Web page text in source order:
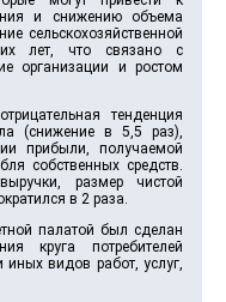
и снижению объема
сельскохозяйственной
лет, что связано с
организации и ростом
тенденция
(снижение в 5,5 раз),
прибыли, получаемой
собственных средств.
размер чистой
в 2 раза.
палатой был сделан
круга потребителей
иных видов работ, услуг,